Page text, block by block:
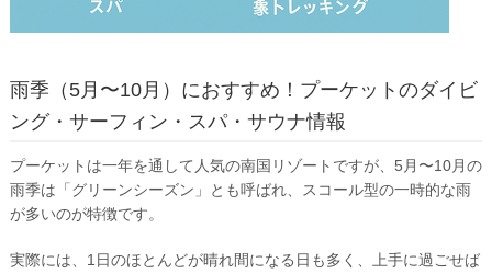
雨季（5月〜10月）におすすめ！プーケットのダイビ
ング・サーフィン・スパ・サウナ情報
プーケットは一年を通して人気の南国リゾートですが、 5月〜10月の
雨季は「グリーンシーズン」とも呼ばれ、
スコール型の一時的な雨
が多いのが特徴です。
実際には、1日のほとんどが晴れ間になる日も多く、上手に過ごせば